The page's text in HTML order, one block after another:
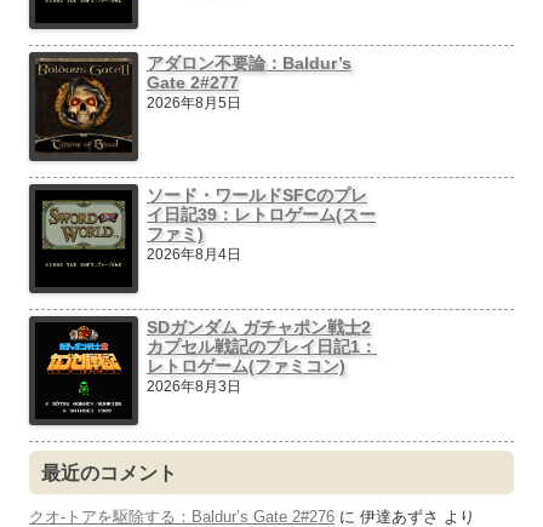
アダロン不要論：Baldur’s
Gate 2#277
2026年8月5日
ソード・ワールドSFCのプレ
イ日記39：レトロゲーム(スー
ファミ)
2026年8月4日
SDガンダム ガチャポン戦士2
カプセル戦記のプレイ日記1：
レトロゲーム(ファミコン)
2026年8月3日
最近のコメント
クオ-トアを駆除する：Baldur’s Gate 2#276 に 伊達あずさ より